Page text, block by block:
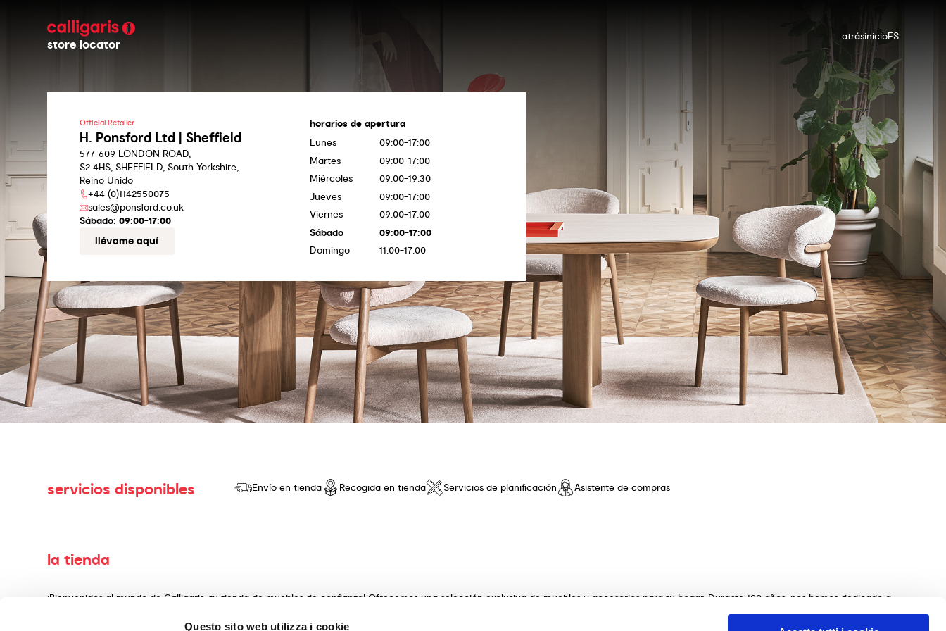
Questo sito web utilizza i cookie
store locator
atrásinicioES
Official Retailer
H. Ponsford Ltd | Sheffield
577-609 LONDON ROAD,
S2 4HS, SHEFFIELD, South Yorkshire,
Reino Unido
+44 (0)1142550075
sales@ponsford.co.uk
Sábado: 09:00-17:00
llévame aquí
horarios de apertura
Lunes
09:00-17:00
Martes
09:00-17:00
Miércoles
09:00-19:30
Jueves
09:00-17:00
Viernes
09:00-17:00
Sábado
09:00-17:00
Domingo
11:00-17:00
servicios disponibles Envío en tienda Recogida en tienda Servicios de planificación Asistente de compras
la tienda
¡Bienvenidos al mundo de Calligaris, tu tienda de muebles de confianza! Ofrecemos una selección exclusiva de muebles y accesorios para tu hogar. Durante 100 años, nos hemos dedicado a
producir y vender productos de alta calidad, con un diseño innovador y una comodidad sin iguales. Descubre nuestras colecciones de mesas, sillas, camas, sofás y complementos de